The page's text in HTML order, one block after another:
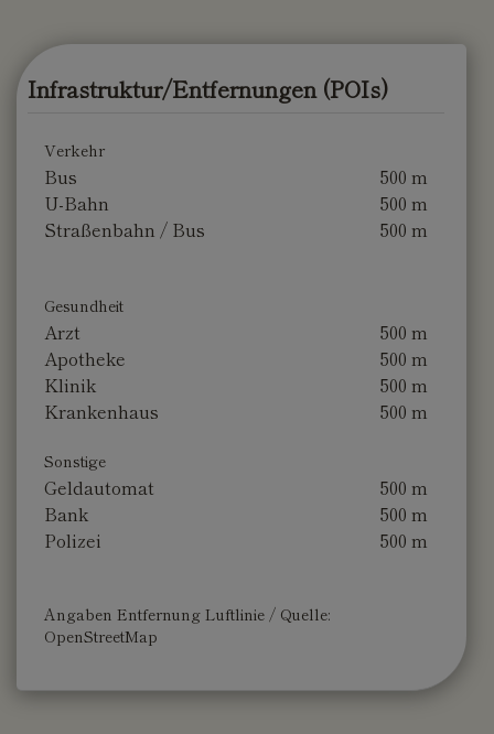
Infrastruktur/Entfernungen (POIs)
Verkehr
Bus
500 m
U-Bahn
500 m
Straßenbahn / Bus
500 m
Gesundheit
Arzt
500 m
Apotheke
500 m
Klinik
500 m
Krankenhaus
500 m
Sonstige
Geldautomat
500 m
Bank
500 m
Polizei
500 m
Angaben Entfernung Luftlinie / Quelle:
OpenStreetMap